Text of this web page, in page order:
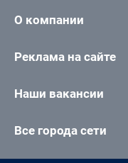
О компании
Реклама на сайте
Наши вакансии
Все города сети